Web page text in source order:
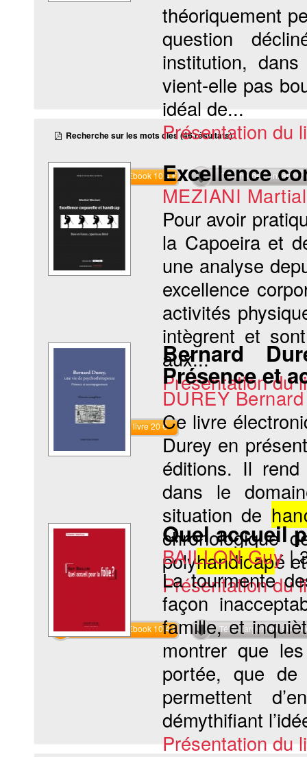
théoriquement
question
institution,
vient-elle pas
idéal de...
Présentation du
Commander l'Ebook 10.4 € Téléchargement
Recherche sur les mots clés (46 résultats)
Excellence
MEZIANI Martial
Pour avoir
la Capoeira et
une analyse
excellence
activités
intègrent et
aux...
Présentation du
Commander le livre 20 €
Bernard
Présence et
DUREY Bernard
Ce livre
Durey en
éditions. Il
dans le
situation de
chronologique
polyhandicapé
Présentation du
Commander l'Ebook 10.4 € Téléchargement
Quel accueil
BAILLON Guy |
La tourmente
façon
famille, et
montrer que
portée, que de
permettent
démythifiant
Présentation du